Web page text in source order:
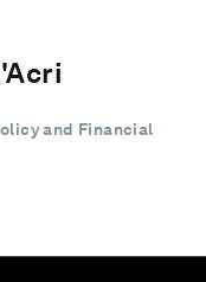
and Financial